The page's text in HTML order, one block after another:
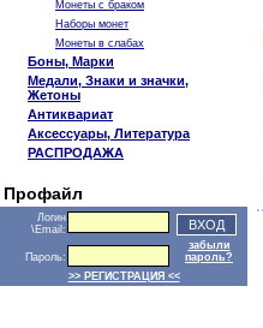
Монеты с браком
Наборы монет
Монеты в слабах
Боны, Марки
Медали, Знаки и значки,
Жетоны
Антиквариат
Аксессуары, Литература
РАСПРОДАЖА
Профайл
Логин
\Email:
Пароль:
забыли
пароль?
>> РЕГИСТРАЦИЯ <<